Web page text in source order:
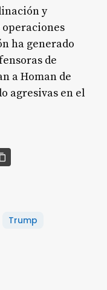
y
ha generado
de
a Homan de
agresivas en el
Trump